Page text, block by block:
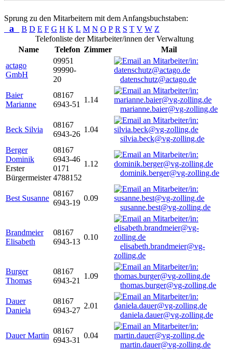
Sprung zu den Mitarbeitern mit dem Anfangsbuchstaben:
a B D E F G H K L M N O P R S T V W Z
Telefonliste der Mitarbeiter/innen der Verwaltung
Name
Telefon Zimmer
Mail
actago
GmbH
09951
99990-
20
datenschutz@actago.de
Baier
Marianne
08167
6943-51
1.14
marianne.baier@vg-zolling.de
Beck Silvia
08167
6943-26
1.04
silvia.beck@vg-zolling.de
Berger
Dominik
Erster
Bürgermeister
08167
6943-46
0171
4788152
1.12
dominik.berger@vg-zolling.de
Best Susanne
08167
6943-19
0.09
susanne.best@vg-zolling.de
Brandmeier
Elisabeth
08167
6943-13
0.10
elisabeth.brandmeier@vg-
zolling.de
Burger
Thomas
08167
6943-21
1.09
thomas.burger@vg-zolling.de
Dauer
Daniela
08167
6943-27
2.01
daniela.dauer@vg-zolling.de
Dauer Martin
08167
6943-31
0.04
martin.dauer@vg-zolling.de